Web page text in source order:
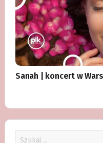
Sanah | koncert w